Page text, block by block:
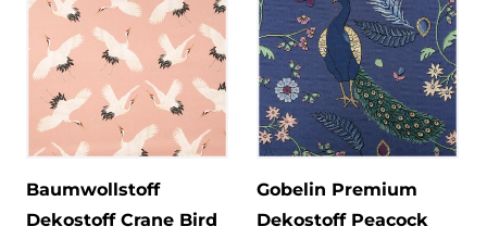
Baumwollstoff
Dekostoff Crane Bird
Gobelin Premium
Dekostoff Peacock